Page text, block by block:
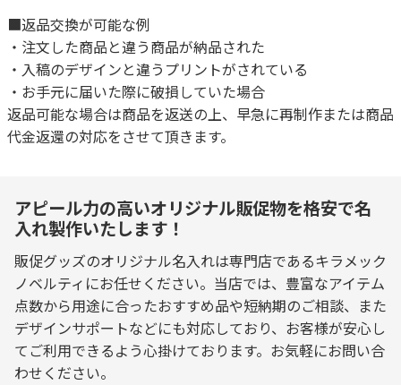
■返品交換が可能な例
・注文した商品と違う商品が納品された
・入稿のデザインと違うプリントがされている
・お手元に届いた際に破損していた場合
返品可能な場合は商品を返送の上、早急に再制作または商品
代金返還の対応をさせて頂きます。
アピール力の高いオリジナル販促物を格安で名
入れ製作いたします！
販促グッズのオリジナル名入れは専門店であるキラメック
ノベルティにお任せください。当店では、豊富なアイテム
点数から用途に合ったおすすめ品や短納期のご相談、また
デザインサポートなどにも対応しており、お客様が安心し
てご利用できるよう心掛けております。お気軽にお問い合
わせください。